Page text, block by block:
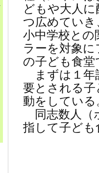
どもや大人
つ広めてい
小中学校と
ラーを対象
の子ども食
まずは１年
要とされる
動をしている
同志数人（
指して子ども